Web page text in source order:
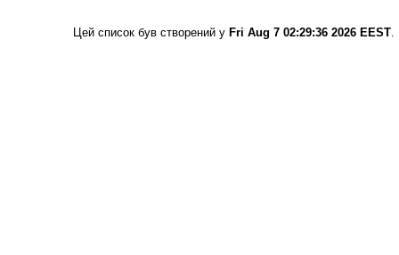
Цей список був створений у Fri Aug 7 02:29:36 2026 EEST